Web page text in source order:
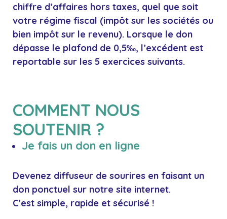
chiffre d’affaires hors taxes, quel que soit
votre régime fiscal (impôt sur les sociétés ou
bien impôt sur le revenu). Lorsque le don
dépasse le plafond de 0,5‰, l’excédent est
reportable sur les 5 exercices suivants.
COMMENT NOUS
SOUTENIR ?
Je fais un don en ligne
Devenez diffuseur de sourires en faisant un
don ponctuel sur notre site internet.
C’estsimple, rapide et sécurisé !